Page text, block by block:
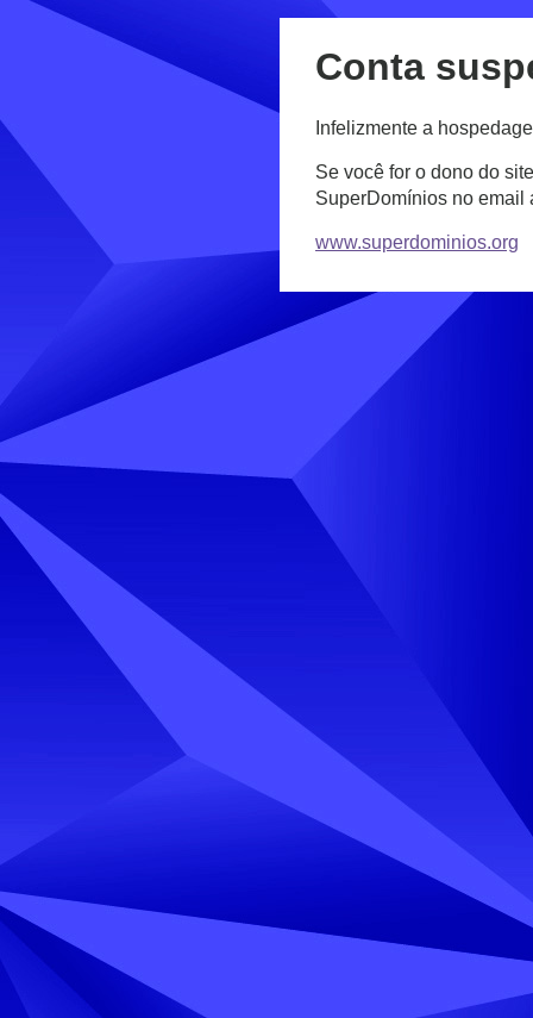
Conta
Infelizmente a
Se você for o dono do
SuperDomínios no email
www.superdominios.org